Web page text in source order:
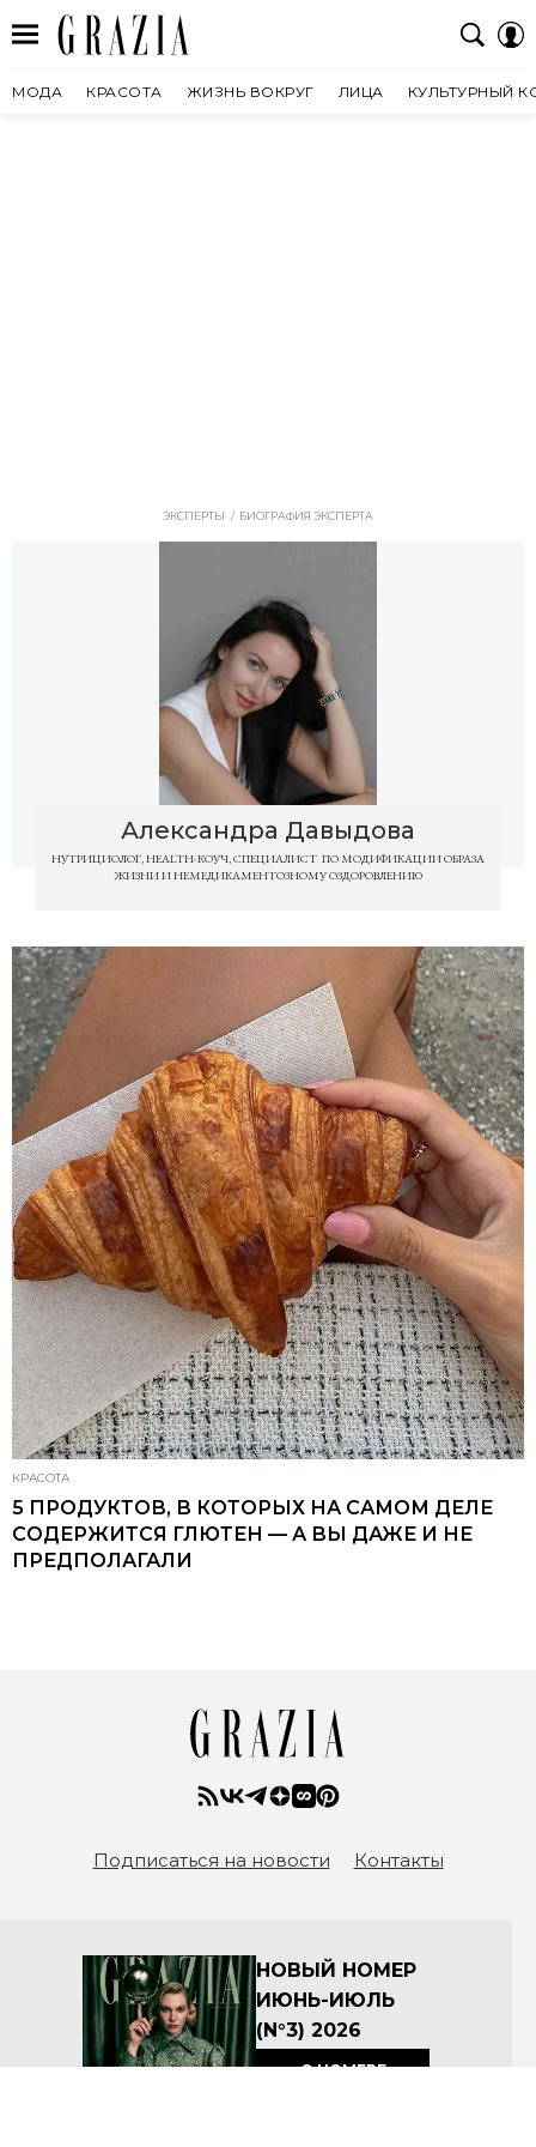
МОДА КРАСОТА ЖИЗНЬ ВОКРУГ ЛИЦА КУЛЬТУРНЫЙ
ЭКСПЕРТЫ БИОГРАФИЯ ЭКСПЕРТА
Александра Давыдова
НУТРИЦИОЛОГ, HEALTH-КОУЧ, СПЕЦИАЛИСТ ‌ПО МОДИФИКАЦИИ ОБРАЗА
ЖИЗНИ И НЕМЕДИКАМЕНТОЗНОМУ ОЗДОРОВЛЕНИЮ
КРАСОТА
5 ПРОДУКТОВ, В КОТОРЫХ НА САМОМ ДЕЛЕ
СОДЕРЖИТСЯ ГЛЮТЕН — А ВЫ ДАЖЕ И НЕ
ПРЕДПОЛАГАЛИ
Подписаться на новости Контакты
НОВЫЙ НОМЕР
ИЮНЬ-ИЮЛЬ
(N°3) 2026
О НОМЕРЕ